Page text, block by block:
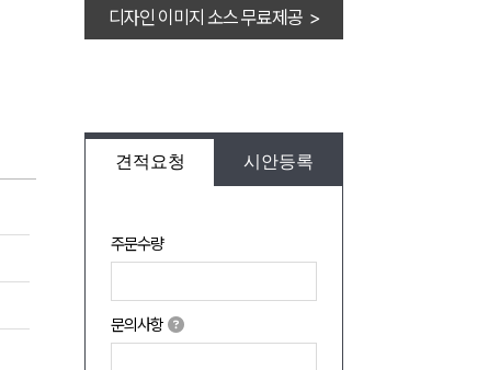
디자인 이미지 소스 무료제공 >
견적요청 시안등록
주문수량
문의사항